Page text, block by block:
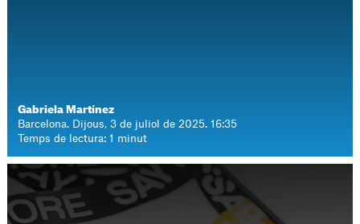
Gabriela Martínez
Barcelona. Dijous, 3 de juliol de 2025. 16:35
Temps de lectura: 1 minut